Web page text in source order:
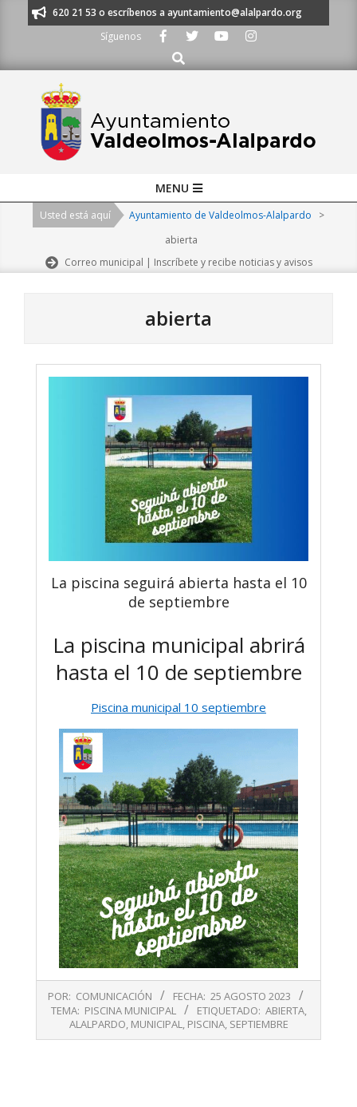
al 91 620 21 53 o escríbenos a ayuntamiento@alalpardo.org
Síguenos
Buscar
Navigation
MENU
Usted está aquí Ayuntamiento de Valdeolmos-Alalpardo
>
abierta
Correo municipal | Inscríbete y recibe noticias y avisos
abierta
La piscina seguirá abierta hasta el 10
de septiembre
La piscina municipal abrirá
hasta el 10 de septiembre
Piscina municipal 10 septiembre
08-
POR: COMUNICACIÓN FECHA: 25 AGOSTO 2023
TEMA: PISCINA MUNICIPAL ETIQUETADO: ABIERTA,
ALALPARDO, MUNICIPAL, PISCINA, SEPTIEMBRE